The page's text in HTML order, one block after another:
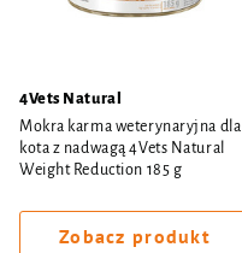
4Vets Natural
Mokra karma weterynaryjna dla
kota z nadwagą 4Vets Natural
Weight Reduction 185 g
Zobacz produkt